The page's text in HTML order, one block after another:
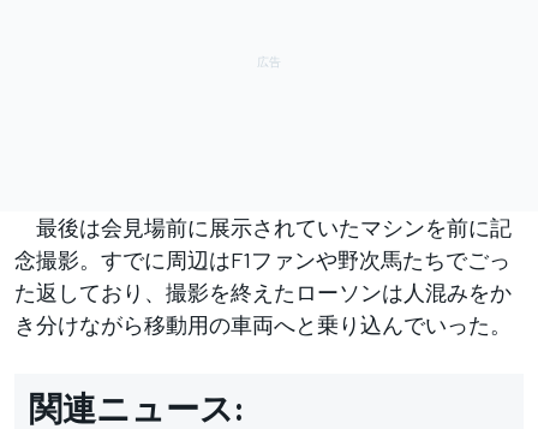
最後は会見場前に展示されていたマシンを前に記
念撮影。すでに周辺はF1ファンや野次馬たちでごっ
た返しており、撮影を終えたローソンは人混みをか
き分けながら移動用の車両へと乗り込んでいった。
関連ニュース: